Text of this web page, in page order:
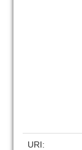
URI: